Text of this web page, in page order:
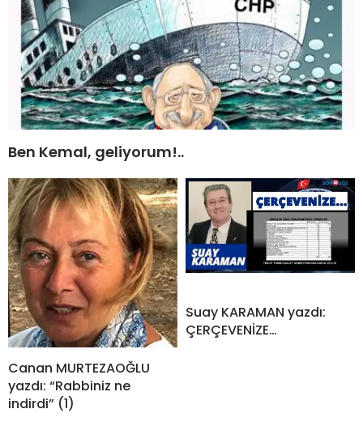
Ben Kemal, geliyorum!..
Canan MURTEZAOĞLU
yazdı: “Rabbiniz ne
indirdi” (1)
Suay KARAMAN yazdı:
ÇERÇEVENİZE…